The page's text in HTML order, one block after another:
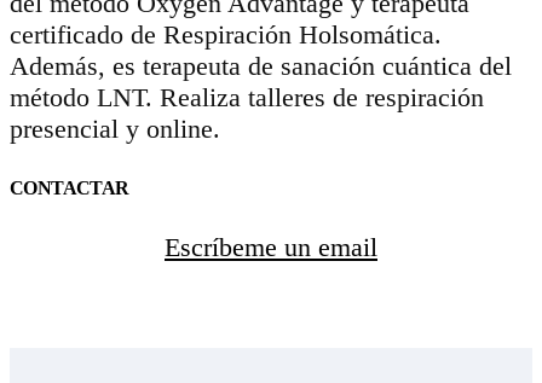
certificado de Respiración Holsomática.
Además, es terapeuta de sanación cuántica del
método LNT. Realiza talleres de respiración
presencial y online.
CONTACTAR
Escríbeme un email